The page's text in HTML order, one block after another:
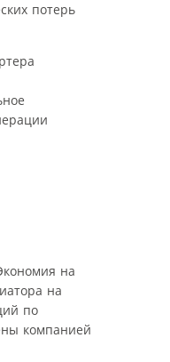
потерь
на
на
по
компанией